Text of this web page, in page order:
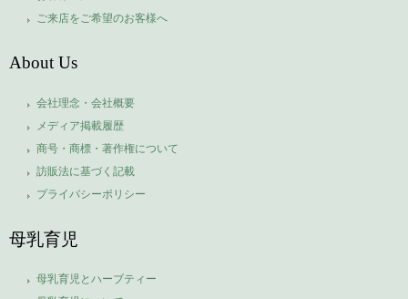
ご来店をご希望のお客様へ
About Us
会社理念・会社概要
メディア掲載履歴
商号・商標・著作権について
訪販法に基づく記載
プライバシーポリシー
母乳育児
母乳育児とハーブティー